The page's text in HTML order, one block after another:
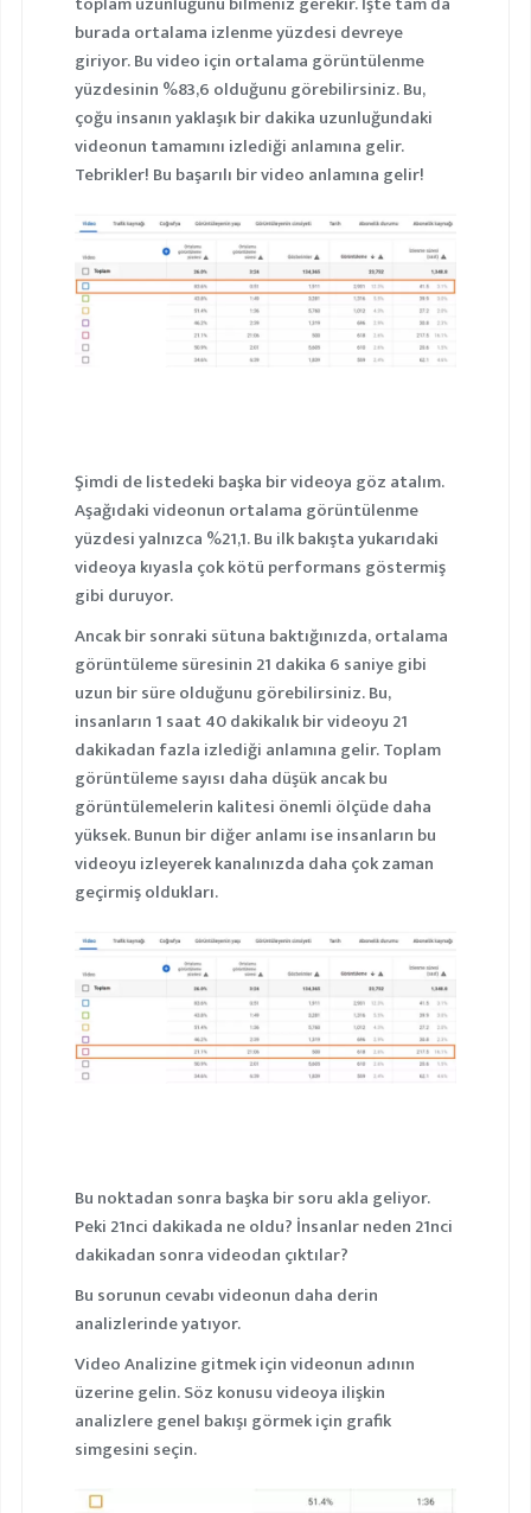
burada ortalama izlenme yüzdesi devreye
giriyor. Bu video için ortalama görüntülenme
yüzdesinin %83,6 olduğunu görebilirsiniz. Bu,
çoğu insanın yaklaşık bir dakika uzunluğundaki
videonun tamamını izlediği anlamına gelir.
Tebrikler! Bu başarılı bir video anlamına gelir!
Şimdi de listedeki başka bir videoya göz atalım.
Aşağıdaki videonun ortalama görüntülenme
yüzdesi yalnızca %21,1. Bu ilk bakışta yukarıdaki
videoya kıyasla çok kötü performans göstermiş
gibi duruyor.
Ancak bir sonraki sütuna baktığınızda, ortalama
görüntüleme süresinin 21 dakika 6 saniye gibi
uzun bir süre olduğunu görebilirsiniz. Bu,
insanların 1 saat 40 dakikalık bir videoyu 21
dakikadan fazla izlediği anlamına gelir. Toplam
görüntüleme sayısı daha düşük ancak bu
görüntülemelerin kalitesi önemli ölçüde daha
yüksek. Bunun bir diğer anlamı ise insanların bu
videoyu izleyerek kanalınızda daha çok zaman
geçirmiş oldukları.
Bu noktadan sonra başka bir soru akla geliyor.
Peki 21nci dakikada ne oldu? İnsanlar neden 21nci
dakikadan sonra videodan çıktılar?
Bu sorunun cevabı videonun daha derin
analizlerinde yatıyor.
Video Analizine gitmek için videonun adının
üzerine gelin. Söz konusu videoya ilişkin
analizlere genel bakışı görmek için grafik
simgesini seçin.